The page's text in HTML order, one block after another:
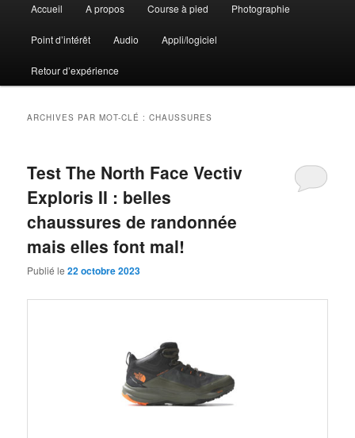
principal
Accueil A propos Course à pied Photographie
Point d’intérêt Audio Appli/logiciel
Retour d’expérience
ARCHIVES PAR MOT-CLÉ :CHAUSSURES
Test The North Face Vectiv
Exploris II : belles
chaussures de randonnée
mais elles font mal!
Publié le22 octobre 2023